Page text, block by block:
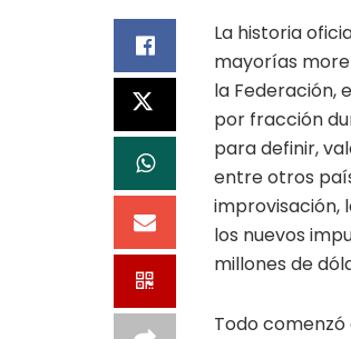
La historia
mayorías
la Federación,
por fracción
para definir,
entre otros
improvisación,
los nuevos
millones de
Todo